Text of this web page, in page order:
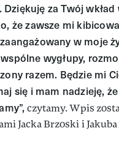
za Twój
że zawsze mi
w moje
wygłupy,
razem. Będzie mi
się i mam nadzieję,
czytamy. Wpis
Jacka Brzoski i Jakuba